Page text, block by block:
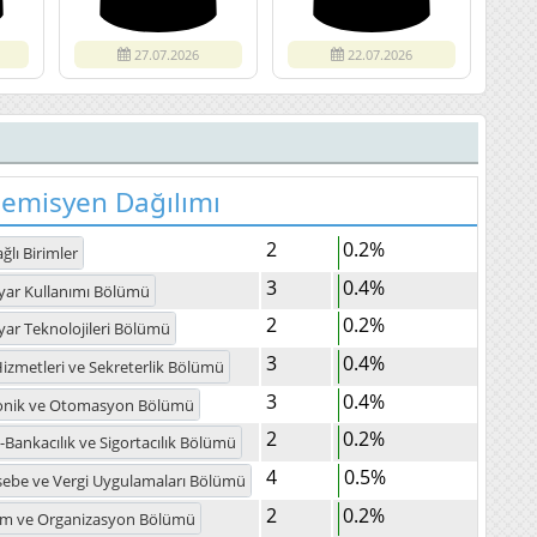
27.07.2026 22.07.2026
Dağılımı
Birimler 2 0.2%
Kullanımı Bölümü 3 0.4%
Teknolojileri Bölümü 2 0.2%
ve Sekreterlik Bölümü 3 0.4%
ve Otomasyon Bölümü 3 0.4%
ve Sigortacılık Bölümü 2 0.2%
ve Vergi Uygulamaları Bölümü 4 0.5%
ve Organizasyon Bölümü 2 0.2%